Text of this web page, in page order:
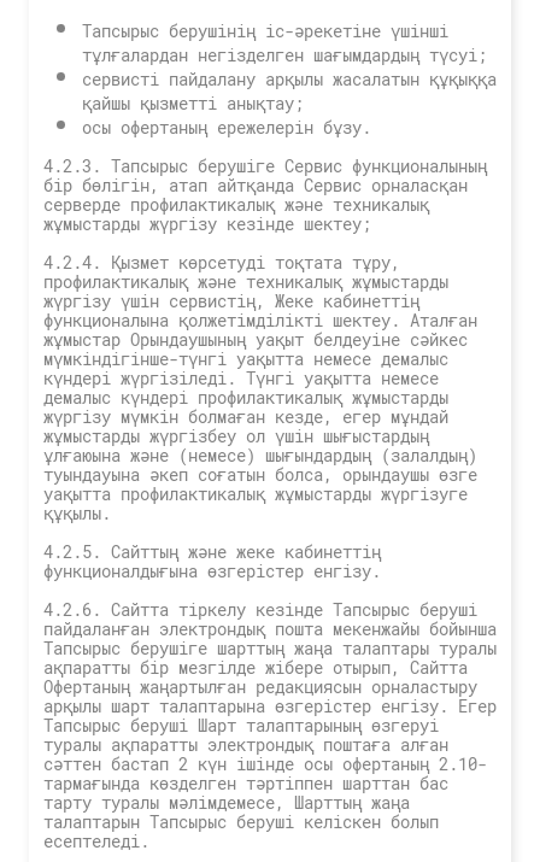
Тапсырыс берушінің іс-әрекетіне үшінші
тұлғалардан негізделген шағымдардың түсуі;
сервисті пайдалану арқылы жасалатын құқыққа
қайшы қызметті анықтау;
осы офертаның ережелерін бұзу.
4.2.3. Тапсырыс берушіге Сервис функционалының
бір бөлігін, атап айтқанда Сервис орналасқан
серверде профилактикалық және техникалық
жұмыстарды жүргізу кезінде шектеу;
4.2.4. Қызмет көрсетуді тоқтата тұру,
профилактикалық және техникалық жұмыстарды
жүргізу үшін сервистің, Жеке кабинеттің
функционалына қолжетімділікті шектеу. Аталған
жұмыстар Орындаушының уақыт белдеуіне сәйкес
мүмкіндігінше-түнгі уақытта немесе демалыс
күндері жүргізіледі. Түнгі уақытта немесе
демалыс күндері профилактикалық жұмыстарды
жүргізу мүмкін болмаған кезде, егер мұндай
жұмыстарды жүргізбеу ол үшін шығыстардың
ұлғаюына және (немесе) шығындардың (залалдың)
туындауына әкеп соғатын болса, орындаушы өзге
уақытта профилактикалық жұмыстарды жүргізуге
құқылы.
4.2.5. Сайттың және жеке кабинеттің
функционалдығына өзгерістер енгізу.
4.2.6. Сайтта тіркелу кезінде Тапсырыс беруші
пайдаланған электрондық пошта мекенжайы бойынша
Тапсырыс берушіге шарттың жаңа талаптары туралы
ақпаратты бір мезгілде жібере отырып, Сайтта
Офертаның жаңартылған редакциясын орналастыру
арқылы шарт талаптарына өзгерістер енгізу. Егер
Тапсырыс беруші Шарт талаптарының өзгеруі
туралы ақпаратты электрондық поштаға алған
сәттен бастап 2 күн ішінде осы офертаның 2.10-
тармағында көзделген тәртіппен шарттан бас
тарту туралы мәлімдемесе, Шарттың жаңа
талаптарын Тапсырыс беруші келіскен болып
есептеледі.